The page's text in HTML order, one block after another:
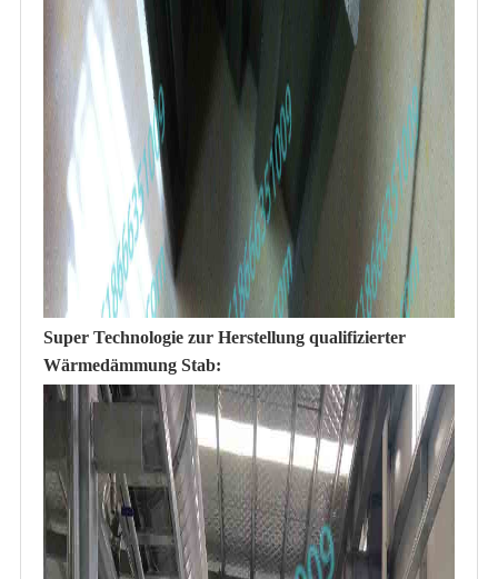
Super Technologie zur Herstellung qualifizierter
Wärmedämmung Stab: